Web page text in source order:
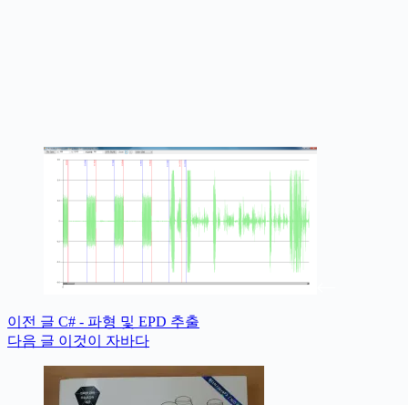
이전 글 C# - 파형 및 EPD 추출
다음 글 이것이 자바다